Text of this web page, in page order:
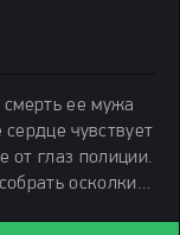
смерть ее мужа
чувствует
от глаз полиции.
осколки